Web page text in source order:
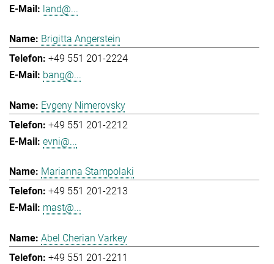
land@...
Brigitta Angerstein
+49 551 201-2224
bang@...
Evgeny Nimerovsky
+49 551 201-2212
evni@...
Marianna Stampolaki
+49 551 201-2213
mast@...
Abel Cherian Varkey
+49 551 201-2211